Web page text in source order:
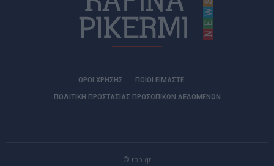
ΟΡΟΙ ΧΡΗΣΗΣ
ΠΟΙΟΊ ΕΊΜΑΣΤΕ
ΠΟΛΙΤΙΚΗ ΠΡΟΣΤΑΣΙΑΣ ΠΡΟΣΩΠΙΚΩΝ ΔΕΔΟΜΕΝΩΝ
© rpn.gr